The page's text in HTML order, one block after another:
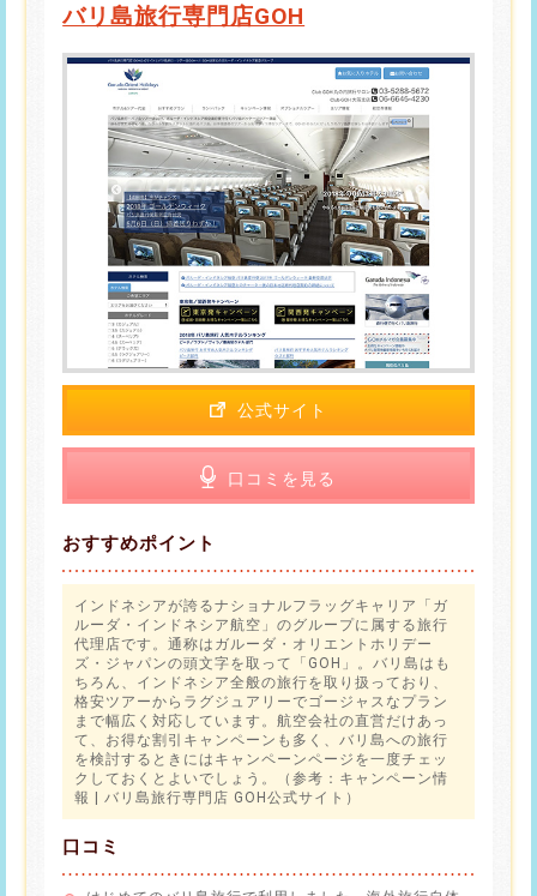
バリ島旅行専門店GOH
公式サイト
口コミを見る
おすすめポイント
インドネシアが誇るナショナルフラッグキャリア「ガ
ルーダ・インドネシア航空」のグループに属する旅行
代理店です。通称はガルーダ・オリエントホリデー
ズ・ジャパンの頭文字を取って「GOH」。バリ島はも
ちろん、インドネシア全般の旅行を取り扱っており、
格安ツアーからラグジュアリーでゴージャスなプラン
まで幅広く対応しています。航空会社の直営だけあっ
て、お得な割引キャンペーンも多く、バリ島への旅行
を検討するときにはキャンペーンページを一度チェッ
クしておくとよいでしょう。（参考： キャンペーン情
報 | バリ島旅行専門店 GOH公式サイト ）
口コミ